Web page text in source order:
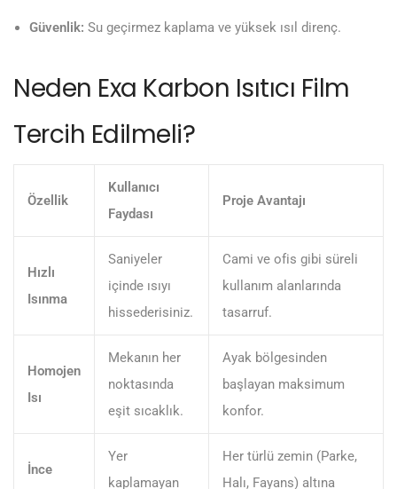
Güvenlik: Su geçirmez kaplama ve yüksek ısıl direnç.
Neden Exa Karbon Isıtıcı Film
Tercih Edilmeli?
Özellik
Kullanıcı
Faydası
Proje Avantajı
Hızlı
Isınma
Saniyeler
içinde ısıyı
hissederisiniz.
Cami ve ofis gibi süreli
kullanım alanlarında
tasarruf.
Homojen
Isı
Mekanın her
noktasında
eşit sıcaklık.
Ayak bölgesinden
başlayan maksimum
konfor.
İnce
Yer
kaplamayan
Her türlü zemin (Parke,
Halı, Fayans) altına